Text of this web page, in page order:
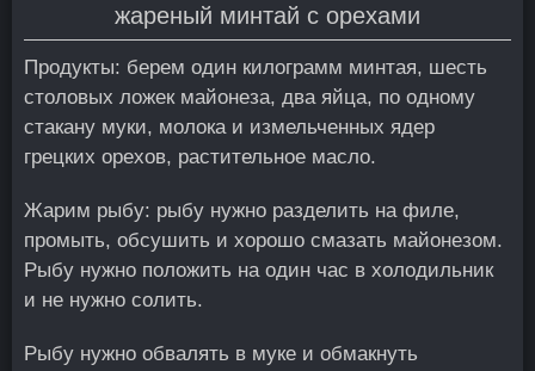
жареный минтай с орехами
Продукты: берем один килограмм минтая, шесть
столовых ложек майонеза, два яйца, по одному
стакану муки, молока и измельченных ядер
грецких орехов, растительное масло.
Жарим рыбу: рыбу нужно разделить на филе,
промыть, обсушить и хорошо смазать майонезом.
Рыбу нужно положить на один час в холодильник
и не нужно солить.
Рыбу нужно обвалять в муке и обмакнуть